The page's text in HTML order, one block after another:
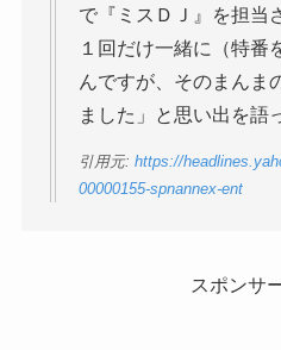
で『ミスＤＪ』を担当
１回だけ一緒に（特番
んですが、そのまんま
ました」と思い出を語
引用元: https://
00000155-spnannex-ent
スポンサ